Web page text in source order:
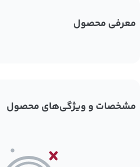
معرفی محصول
مشخصات و ویژگی‌های محصول